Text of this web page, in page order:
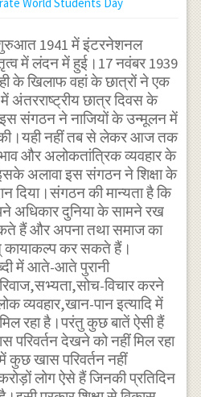
शुरुआत 1941 में इंटरनेशनल
में लंदन में हुई।17 नवंबर 1939
के खिलाफ वहां के छात्रों ने एक
अंतरराष्ट्रीय छात्र दिवस के
संगठन ने नाजियों के उन्मूलन में
की।यही नहीं तब से लेकर आज तक
और अलोकतांत्रिक व्यवहार के
अलावा इस संगठन ने शिक्षा के
दिया।संगठन की मान्यता है कि
अधिकार दुनिया के सामने रख
हैं और अपना तथा समाज का
कायाकल्प कर सकते हैं।
में आते-आते पुरानी
रिवाज,सभ्यता,सोच-विचार करने
व्यवहार,खान-पान इत्यादि में
रहा है।परंतु कुछ बातें ऐसी हैं
देखने को नहीं मिल रहा
कुछ खास परिवर्तन नहीं
लोग ऐसे हैं जिनकी प्रतिदिन